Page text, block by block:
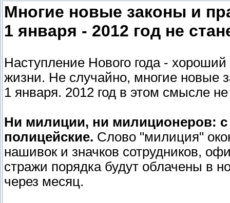
Многие новые законы и
1 января - 2012 год не
Наступление Нового года -
жизни. Не случайно, многие новые
1 января. 2012 год в этом смысле
Ни милиции, ни милиционеров: с
полицейские. Слово "милиция"
нашивок и значков сотрудников,
стражи порядка будут облачены в
через месяц.